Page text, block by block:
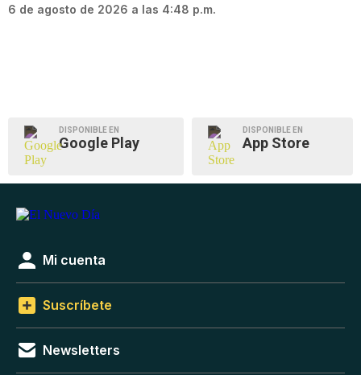
6 de agosto de 2026 a las 4:48 p.m.
DISPONIBLE EN
Google Play
DISPONIBLE EN
App Store
Mi cuenta
Suscríbete
Newsletters